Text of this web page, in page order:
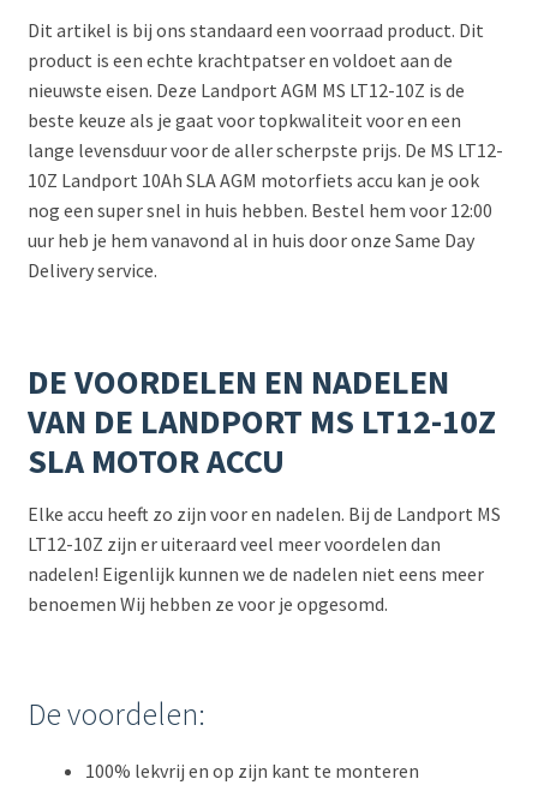
Dit artikel is bij ons standaard een voorraad product. Dit
product is een echte krachtpatser en voldoet aan de
nieuwste eisen. Deze Landport AGM MS LT12-10Z is de
beste keuze als je gaat voor topkwaliteit voor en een
lange levensduur voor de aller scherpste prijs. De MS LT12-
10Z Landport 10Ah SLA AGM motorfiets accu kan je ook
nog een super snel in huis hebben. Bestel hem voor 12:00
uur heb je hem vanavond al in huis door onze Same Day
Delivery service.
DE VOORDELEN EN NADELEN
VAN DE LANDPORT MS LT12-10Z
SLA MOTOR ACCU
Elke accu heeft zo zijn voor en nadelen. Bij de Landport MS
LT12-10Z zijn er uiteraard veel meer voordelen dan
nadelen! Eigenlijk kunnen we de nadelen niet eens meer
benoemen Wij hebben ze voor je opgesomd.
De voordelen:
100% lekvrij en op zijn kant te monteren